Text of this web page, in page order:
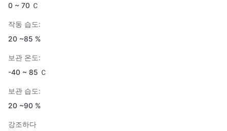
0 ~ 70 Ｃ
작동 습도:
20 ~85 %
보관 온도:
-40 ~ 85 Ｃ
보관 습도:
20 ~90 %
강조하다